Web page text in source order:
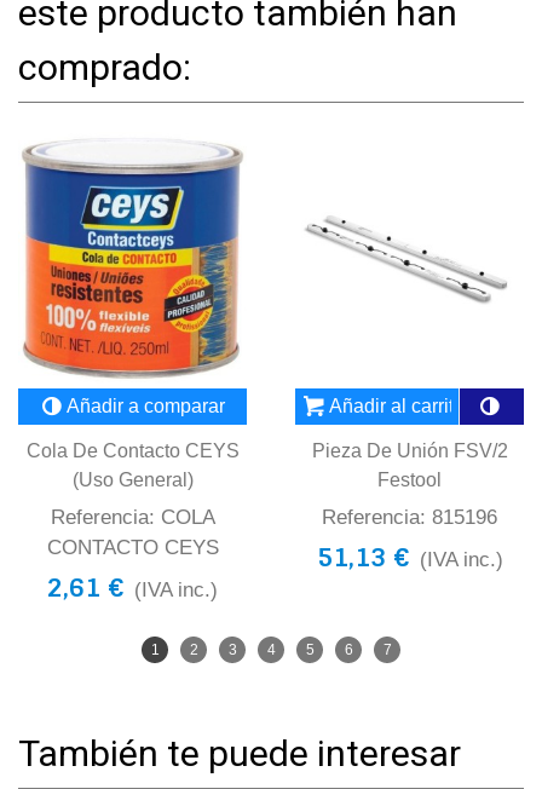
este producto también han
comprado:
Añadir a comparar
Cola De Contacto CEYS
(Uso General)
Referencia: COLA
CONTACTO CEYS
2,61 € (IVA inc.)
Añadir al carrito
Pieza De Unión FSV/2
Festool
Referencia: 815196
51,13 € (IVA inc.)
1 2 3 4 5 6 7
También te puede interesar